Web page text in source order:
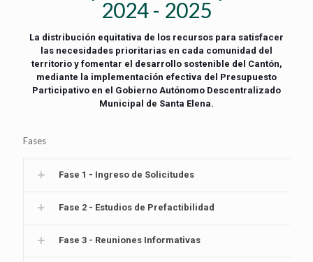
2024 - 2025
La distribución equitativa de los recursos para satisfacer
las necesidades prioritarias en cada comunidad del
territorio y fomentar el desarrollo sostenible del Cantón,
mediante la implementación efectiva del Presupuesto
Participativo en el Gobierno Autónomo Descentralizado
Municipal de Santa Elena.
Fases
Fase 1 - Ingreso de Solicitudes
Fase 2 - Estudios de Prefactibilidad
Fase 3 - Reuniones Informativas